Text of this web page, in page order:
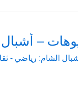
–
الشام: رياضي -